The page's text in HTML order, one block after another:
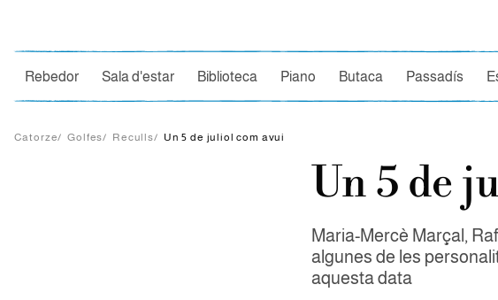
Rebedor Sala d'estar Biblioteca Piano Butaca Passadís
Catorze/ Golfes/ Reculls/ Un 5 de juliol com avui
Un 5 de
Maria-Mercè Marçal,
algunes de les
aquesta data